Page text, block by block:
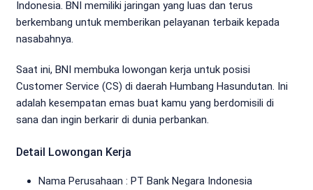
Indonesia. BNI memiliki jaringan yang luas dan terus
berkembang untuk memberikan pelayanan terbaik kepada
nasabahnya.
Saat ini, BNI membuka lowongan kerja untuk posisi
Customer Service (CS) di daerah Humbang Hasundutan. Ini
adalah kesempatan emas buat kamu yang berdomisili di
sana dan ingin berkarir di dunia perbankan.
Detail Lowongan Kerja
Nama Perusahaan : PT Bank Negara Indonesia